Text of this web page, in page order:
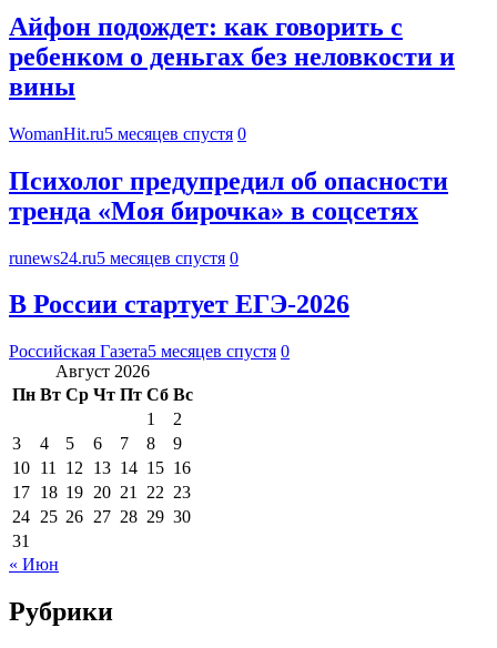
Айфон подождет: как говорить с
ребенком о деньгах без неловкости и
вины
WomanHit.ru5 месяцев спустя 0
Психолог предупредил об опасности
тренда «Моя бирочка» в соцсетях
runews24.ru5 месяцев спустя 0
В России стартует ЕГЭ-2026
Российская Газета5 месяцев спустя 0
Август 2026
Пн Вт Ср Чт Пт Сб Вс
1
2
3
4 5 6 7 8
9
10 11 12 13 14 15 16
17 18 19 20 21 22 23
24 25 26 27 28 29 30
31
« Июн
Рубрики